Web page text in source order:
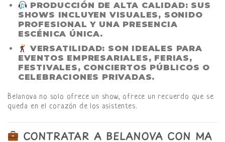
PRODUCCIÓN DE ALTA CALIDAD: SUS
SHOWS INCLUYEN VISUALES, SONIDO
PROFESIONAL Y UNA PRESENCIA
ESCÉNICA ÚNICA.
VERSATILIDAD: SON IDEALES PARA
EVENTOS EMPRESARIALES, FERIAS,
FESTIVALES, CONCIERTOS PÚBLICOS O
CELEBRACIONES PRIVADAS.
Belanova no solo ofrece un show, ofrece un recuerdo que se
queda en el corazón de los asistentes.
CONTRATAR A BELANOVA CON MA